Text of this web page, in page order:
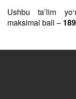
Ushbu taʼlim
maksimal ball –